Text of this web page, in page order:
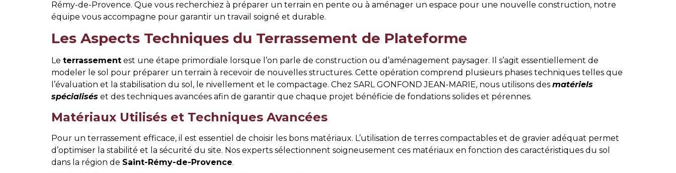
Rémy-de-Provence. Que vous recherchiez à préparer un terrain en pente ou à aménager un espace pour une nouvelle construction, notre
équipe vous accompagne pour garantir un travail soigné et durable.
Les Aspects Techniques du Terrassement de Plateforme
Le terrassement est une étape primordiale lorsque l’on parle de construction ou d’aménagement paysager. Il s’agit essentiellement de
modeler le sol pour préparer un terrain à recevoir de nouvelles structures. Cette opération comprend plusieurs phases techniques telles que
l’évaluation et la stabilisation du sol, le nivellement et le compactage. Chez SARL GONFOND JEAN-MARIE, nous utilisons des matériels
spécialisés et des techniques avancées afin de garantir que chaque projet bénéficie de fondations solides et pérennes.
Matériaux Utilisés et Techniques Avancées
Pour un terrassement efficace, il est essentiel de choisir les bons matériaux. L’utilisation de terres compactables et de gravier adéquat permet
d’optimiser la stabilité et la sécurité du site. Nos experts sélectionnent soigneusement ces matériaux en fonction des caractéristiques du sol
dans la région de Saint-Rémy-de-Provence.